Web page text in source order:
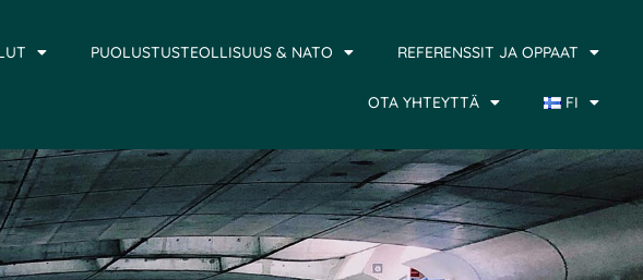
PUOLUSTUSTEOLLISUUS & NATO REFERENSSIT JA OPPAAT
OTA YHTEYTTÄ FI